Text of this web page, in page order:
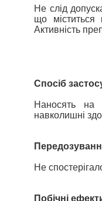
Не слід
що міститься
Активність
Спосіб
Наносять на
навколишні
Не
Побічні